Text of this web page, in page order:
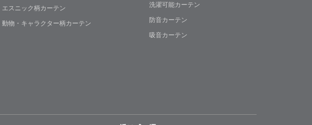
エスニック柄カーテン
動物・キャラクター柄カーテン
洗濯可能カーテン
防音カーテン
吸音カーテン